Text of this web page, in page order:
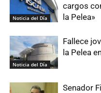
Noticia del Día
cargos
la Pelea»
Noticia del Día
Fallece
la Pelea
Senador